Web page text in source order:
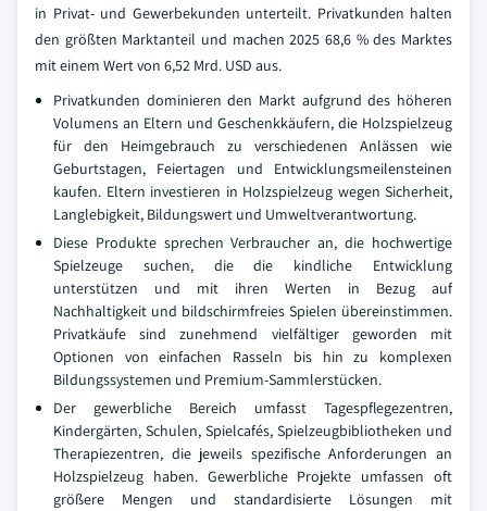
in Privat- und Gewerbekunden unterteilt. Privatkunden halten
den größten Marktanteil und machen 2025 68,6 % des Marktes
mit einem Wert von 6,52 Mrd. USD aus.
Privatkunden dominieren den Markt aufgrund des höheren
Volumens an Eltern und Geschenkkäufern, die Holzspielzeug
für den Heimgebrauch zu verschiedenen Anlässen wie
Geburtstagen, Feiertagen und Entwicklungsmeilensteinen
kaufen. Eltern investieren in Holzspielzeug wegen Sicherheit,
Langlebigkeit, Bildungswert und Umweltverantwortung.
Diese Produkte sprechen Verbraucher an, die hochwertige
Spielzeuge suchen, die die kindliche Entwicklung
unterstützen und mit ihren Werten in Bezug auf
Nachhaltigkeit und bildschirmfreies Spielen übereinstimmen.
Privatkäufe sind zunehmend vielfältiger geworden mit
Optionen von einfachen Rasseln bis hin zu komplexen
Bildungssystemen und Premium-Sammlerstücken.
Der gewerbliche Bereich umfasst Tagespflegezentren,
Kindergärten, Schulen, Spielcafés, Spielzeugbibliotheken und
Therapiezentren, die jeweils spezifische Anforderungen an
Holzspielzeug haben. Gewerbliche Projekte umfassen oft
größere Mengen und standardisierte Lösungen mit